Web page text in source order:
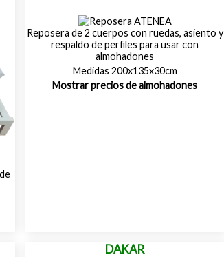
Reposera de 2 cuerpos con ruedas, asiento y
respaldo de perfiles para usar con
almohadones
Medidas 200x135x30cm
Mostrar precios de almohadones
DAKAR